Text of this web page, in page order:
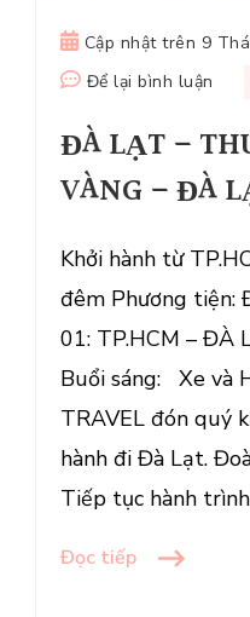
Cập nhật trên 9
Để lại bình luận
LẠT
–
ĐÀ
ĐÀ LẠT –
VÀNG – ĐÀ
Khởi hành từ
đêm Phương tiện:
01: TP.HCM –
Buổi sáng: Xe và
TRAVEL đón quý
hành đi Đà Lạt.
Tiếp tục hành
Đọc tiếp